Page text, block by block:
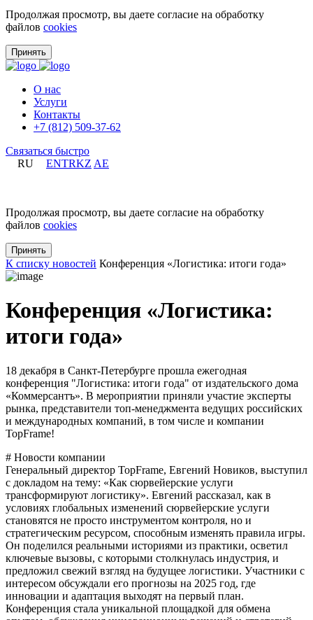
Продолжая просмотр, вы даете согласие на обработку
файлов cookies
Принять
О нас
Услуги
Контакты
+7 (812) 509-37-62
Связаться быстро
RU
ENTRKZ AE
Продолжая просмотр, вы даете согласие на обработку
файлов cookies
Принять
К списку новостей Конференция «Логистика: итоги года»
Конференция «Логистика:
итоги года»
18 декабря в Санкт-Петербурге прошла ежегодная
конференция "Логистика: итоги года" от издательского дома
«Коммерсантъ». В мероприятии приняли участие эксперты
рынка, представители топ-менеджмента ведущих российских
и международных компаний, в том числе и компании
TopFrame!
# Новости компании
Генеральный директор TopFrame, Евгений Новиков, выступил
с докладом на тему: «Как сюрвейерские услуги
трансформируют логистику». Евгений рассказал, как в
условиях глобальных изменений сюрвейерские услуги
становятся не просто инструментом контроля, но и
стратегическим ресурсом, способным изменять правила игры.
Он поделился реальными историями из практики, осветил
ключевые вызовы, с которыми столкнулась индустрия, и
предложил свежий взгляд на будущее логистики. Участники с
интересом обсуждали его прогнозы на 2025 год, где
инновации и адаптация выходят на первый план.
Конференция стала уникальной площадкой для обмена